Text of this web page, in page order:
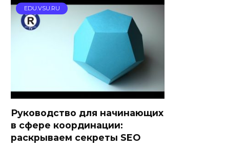
EDU.VSU.RU
Руководство для начинающих
в сфере координации:
раскрываем секреты SEO